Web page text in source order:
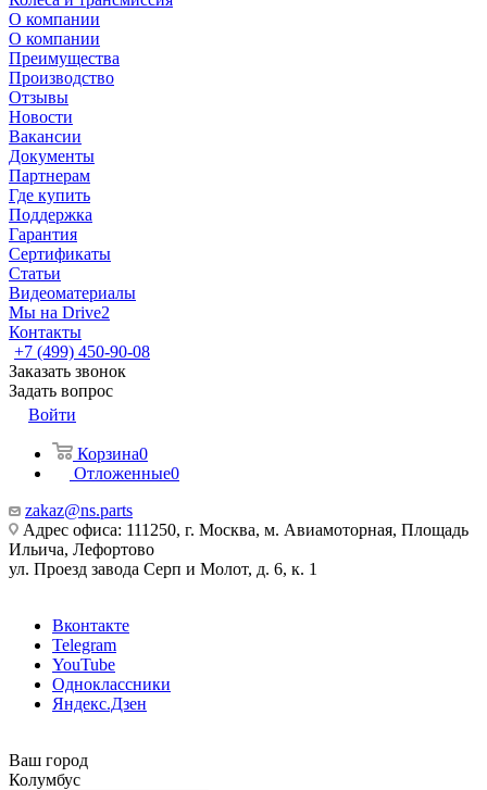
О компании
О компании
Преимущества
Производство
Отзывы
Новости
Вакансии
Документы
Партнерам
Где купить
Поддержка
Гарантия
Сертификаты
Статьи
Видеоматериалы
Мы на Drive2
Контакты
+7 (499) 450-90-08
Заказать звонок
Задать вопрос
Войти
Корзина0
Отложенные0
zakaz@ns.parts
Адрес офиса: 111250, г. Москва, м. Авиамоторная, Площадь
Ильича, Лефортово
ул. Проезд завода Серп и Молот, д. 6, к. 1
Вконтакте
Telegram
YouTube
Одноклассники
Яндекс.Дзен
Ваш город
Колумбус